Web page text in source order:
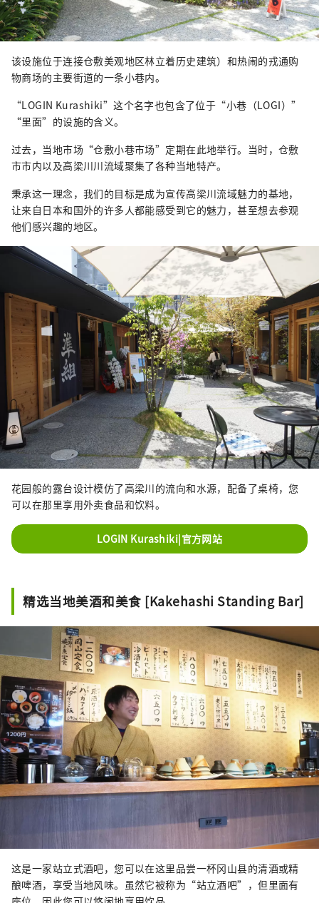
该设施位于连接仓敷美观地区林立着历史建筑）和热闹的戎通购
物商场的主要街道的一条小巷内。
“LOGIN Kurashiki”这个名字也包含了位于“小巷（LOGI）”
“里面”的设施的含义。
过去，当地市场“仓敷小巷市场”定期在此地举行。当时，仓敷
市市内以及高梁川川流域聚集了各种当地特产。
秉承这一理念，我们的目标是成为宣传高梁川流域魅力的基地，
让来自日本和国外的许多人都能感受到它的魅力，甚至想去参观
他们感兴趣的地区。
花园般的露台设计模仿了高梁川的流向和水源，配备了桌椅，您
可以在那里享用外卖食品和饮料。
LOGIN Kurashiki|官方网站
精选当地美酒和美食 [Kakehashi Standing Bar]
这是一家站立式酒吧，您可以在这里品尝一杯冈山县的清酒或精
酿啤酒，享受当地风味。虽然它被称为“站立酒吧”，但里面有